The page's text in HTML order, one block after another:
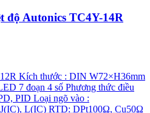
độ Autonics TC4Y-14R